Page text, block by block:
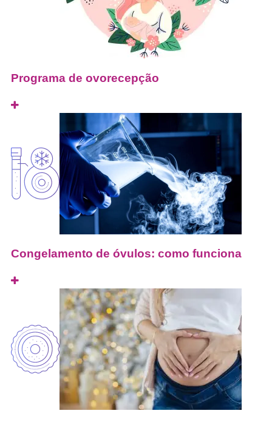
Programa de ovorecepção
Congelamento de óvulos: como funciona